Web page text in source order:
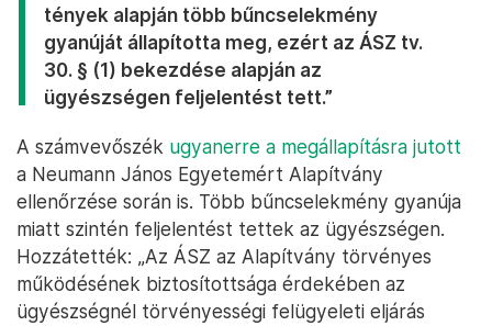
tények alapján több bűncselekmény
gyanúját állapította meg, ezért az ÁSZ tv.
30. § (1) bekezdése alapján az
ügyészségen feljelentést tett.”
A számvevőszék ugyanerre a megállapításra jutott
a Neumann János Egyetemért Alapítvány
ellenőrzése során is. Több bűncselekmény gyanúja
miatt szintén feljelentést tettek az ügyészségen.
Hozzátették: „Az ÁSZ az Alapítvány törvényes
működésének biztosítottsága érdekében az
ügyészségnél törvényességi felügyeleti eljárás